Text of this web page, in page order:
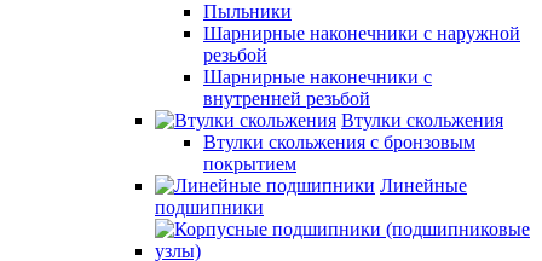
Пыльники
Шарнирные наконечники с наружной
резьбой
Шарнирные наконечники с
внутренней резьбой
Втулки скольжения
Втулки скольжения с бронзовым
покрытием
Линейные
подшипники